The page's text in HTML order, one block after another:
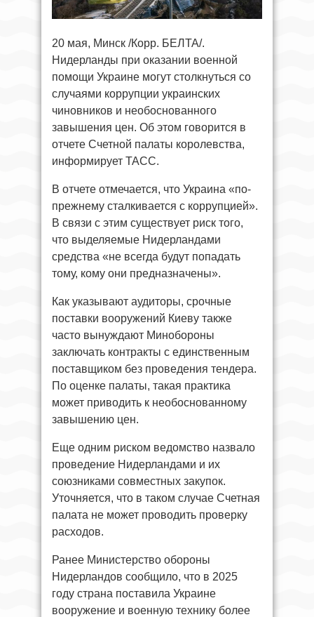
20 мая, Минск /Корр. БЕЛТА/.
Нидерланды при оказании военной
помощи Украине могут столкнуться со
случаями коррупции украинских
чиновников и необоснованного
завышения цен. Об этом говорится в
отчете Счетной палаты королевства,
информирует ТАСС.
В отчете отмечается, что Украина «по-
прежнему сталкивается с коррупцией».
В связи с этим существует риск того,
что выделяемые Нидерландами
средства «не всегда будут попадать
тому, кому они предназначены».
Как указывают аудиторы, срочные
поставки вооружений Киеву также
часто вынуждают Минобороны
заключать контракты с единственным
поставщиком без проведения тендера.
По оценке палаты, такая практика
может приводить к необоснованному
завышению цен.
Еще одним риском ведомство назвало
проведение Нидерландами и их
союзниками совместных закупок.
Уточняется, что в таком случае Счетная
палата не может проводить проверку
расходов.
Ранее Министерство обороны
Нидерландов сообщило, что в 2025
году страна поставила Украине
вооружение и военную технику более